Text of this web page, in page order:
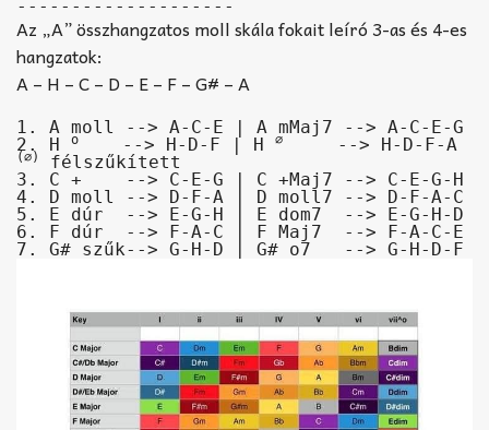
Az „A” összhangzatos moll skála fokait leíró 3-as és 4-es
hangzatok:
A – H – C – D – E – F – G# – A
1. A moll --> A-C-E | A mMaj7 --> A-C-E-G
2. H
o
    --> H-D-F | H
∅
(∅)
félszűkített
3. C +    --> C-E-G | C +Maj7 --> C-E-G-H
4. D moll --> D-F-A | D moll7 --> D-F-A-C
5. E dúr  --> E-G-H | E dom7  --> E-G-H-D
6. F dúr  --> F-A-C | F Maj7  --> F-A-C-E
7. G# szűk--> G-H-D | G# o7   --> G-H-D-F